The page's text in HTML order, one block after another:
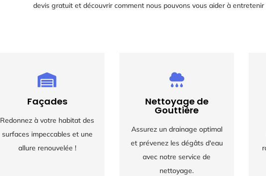
devis gratuit et découvrir comment nous pouvons vous aider à

Façades
Redonnez à votre habitat des
surfaces impeccables et une
allure renouvelée !

Nettoyage de
Gouttière
Assurez un drainage optimal
et prévenez les dégâts d'eau
avec notre service de
nettoyage.